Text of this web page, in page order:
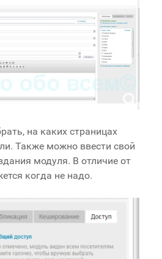
на каких страницах
Также можно ввести свой
модуля. В отличие от
когда не надо.